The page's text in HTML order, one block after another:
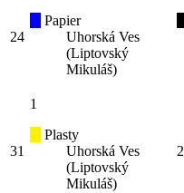
24
Papier
Uhorská Ves
(Liptovský
Mikuláš)
31
1
Plasty
Uhorská Ves
(Liptovský
Mikuláš)
2